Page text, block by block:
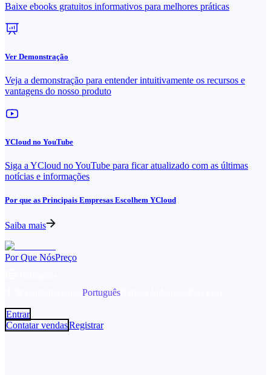
Baixe ebooks gratuitos informativos para melhores práticas
Ver Demonstração
Veja a demonstração para entender intuitivamente os recursos e
vantagens do nosso produto
YCloud no YouTube
Siga a YCloud no YouTube para ficar atualizado com as últimas
notícias e informações
Por que as Principais Empresas Escolhem YCloud
Saiba mais
Por Que NósPreço
Português
Entrar
Contatar vendasRegistrar